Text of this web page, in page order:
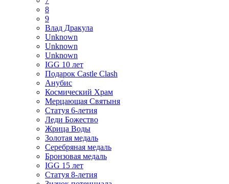
8
9
Влад Дракула
Unknown
Unknown
Unknown
IGG 10 лет
Подарок Castle Clash
Анубис
Космический Храм
Мерцающая Святыня
Статуя 6-летия
Леди Божество
Жрица Воды
Золотая медаль
Серебряная медаль
Бронзовая медаль
IGG 15 лет
Статуя 8-летия